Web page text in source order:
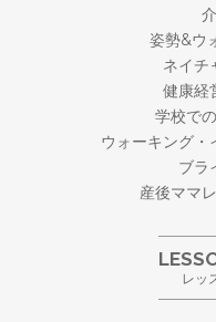
姿勢&ウ
ネイチ
健康経
学校で
ウォーキング・
ブラ
産後ママ
レッ